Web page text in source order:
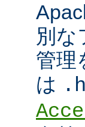
別な
管理
は